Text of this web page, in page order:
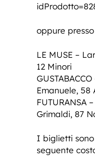
oppure
LE MUSE –
12 Minori
Emanuele, 58
FUTURANSA
Grimaldi, 87
I biglietti
seguente